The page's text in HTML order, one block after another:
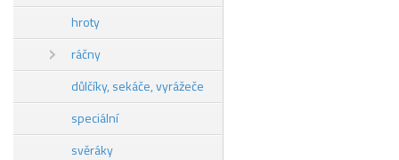
hroty
ráčny
důlčíky, sekáče, vyrážeče
speciální
svěráky